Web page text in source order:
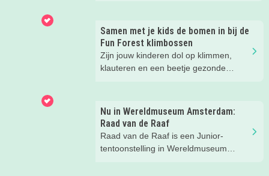
Samen met je kids de bomen in bij de
Fun Forest klimbossen
Zijn jouw kinderen dol op klimmen,
klauteren en een beetje gezonde
bij een klimbos van Fun Forest en heel
eerlijk... wij hadden niet verwacht dat
we zóveel zouden lachen. En het gaf
een flinke boost aan ons
zelfvertrouwen.
Nu in Wereldmuseum Amsterdam:
Raad van de Raaf
Raad van de Raaf is een Junior-
tentoonstelling in Wereldmuseum